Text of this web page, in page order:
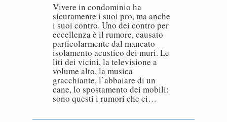
Vivere in condominio ha
sicuramente i suoi pro, ma anche
i suoi contro. Uno dei contro per
eccellenza è il rumore, causato
particolarmente dal mancato
isolamento acustico dei muri. Le
liti dei vicini, la televisione a
volume alto, la musica
gracchiante, l’abbaiare di un
cane, lo spostamento dei mobili:
sono questi i rumori che ci…